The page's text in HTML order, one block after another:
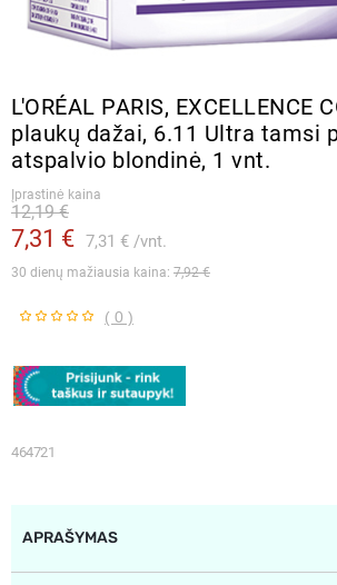
L′ORÉAL PARIS, EXCELLENCE
plaukų dažai, 6.11 Ultra tamsi
atspalvio blondinė, 1 vnt.
Įprastinė kaina
7,31 € 7,31 € vnt.
12,19 €
30 dienų mažiausia kaina: 7,92 €
( 0 )
464721
APRAŠYMAS